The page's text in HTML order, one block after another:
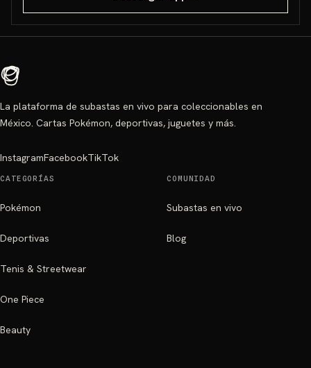
La plataforma de subastas en vivo para coleccionables en
México. Cartas Pokémon, deportivas, juguetes y más.
InstagramFacebookTikTok
CATEGORÍAS
Pokémon
Deportivas
Tenis & Streetwear
One Piece
Beauty
COMUNIDAD
Subastas en vivo
Blog